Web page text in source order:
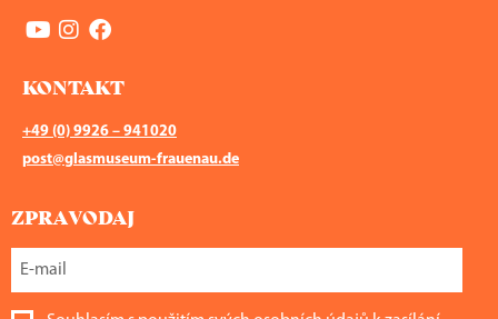
KONTAKT
+49 (0) 9926 – 941020
post@glasmuseum-frauenau.de
ZPRAVODAJ